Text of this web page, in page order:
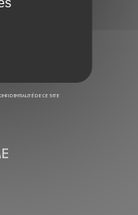
de ce site